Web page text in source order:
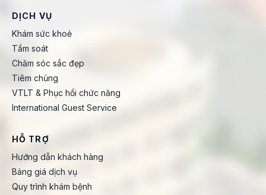
DỊCH VỤ
Khám sức khoẻ
Tầm soát
Chăm sóc sắc đẹp
Tiêm chủng
VTLT & Phục hồi chức năng
International Guest Service
HỖ TRỢ
Hướng dẫn khách hàng
Bảng giá dịch vụ
Quy trình khám bệnh